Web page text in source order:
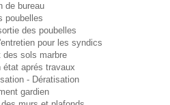
de bureau
poubelles
des poubelles
pour les syndics
des sols marbre
état aprés travaux
- Dératisation
gardien